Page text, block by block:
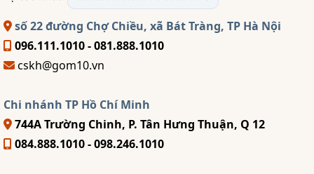
số 22 đường Chợ Chiều, xã Bát Tràng, TP Hà Nội
096.111.1010 - 081.888.1010
cskh@gom10.vn
Chi nhánh TP Hồ Chí Minh
744A Trường Chinh, P. Tân Hưng Thuận, Q 12
084.888.1010 - 098.246.1010